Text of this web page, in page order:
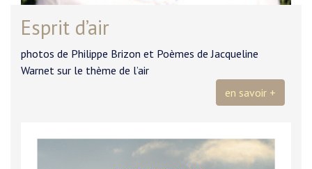
Esprit d’air
photos de Philippe Brizon et Poèmes de Jacqueline
Warnet sur le thème de l’air
en savoir +